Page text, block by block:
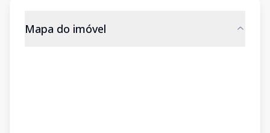
Mapa do imóvel